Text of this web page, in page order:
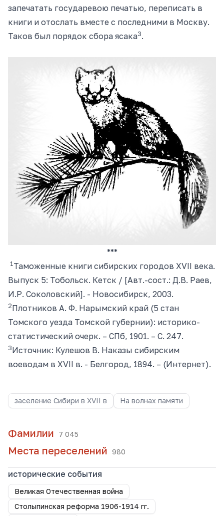
запечатать государевою печатью, переписать в
книги и отослать вместе с последними в Москву.
Таков был порядок сбора ясака3.
***
1 Таможенные книги сибирских городов XVII века.
Выпуск 5: Тобольск. Кетск / [Авт.-сост.: Д.В. Раев,
И.Р. Соколовский]. - Новосибирск, 2003.
2Плотников А. Ф. Нарымский край (5 стан
Томского уезда Томской губернии): историко-
статистический очерк. – СПб, 1901. – С. 247.
3Источник: Кулешов В. Наказы сибирским
воеводам в XVII в. - Белгород, 1894. – (Интернет).
заселение Сибири в XVII в На волнах памяти
Фамилии 7 045
Места переселений 980
исторические события
Великая Отечественная война
Столыпинская реформа 1906-1914 гг.